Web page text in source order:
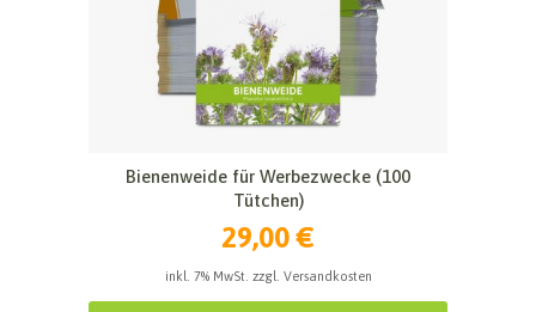
Bienenweide für Werbezwecke (100
Tütchen)
29,00 €
inkl. 7% MwSt. zzgl. Versandkosten